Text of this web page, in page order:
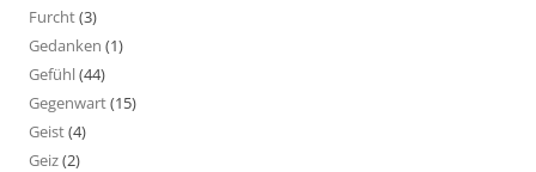
Furcht(3)
Gedanken (1)
Gefühl(44)
Gegenwart(15)
Geist(4)
Geiz(2)